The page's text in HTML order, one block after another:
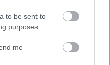
to be sent to
purposes.
me
για